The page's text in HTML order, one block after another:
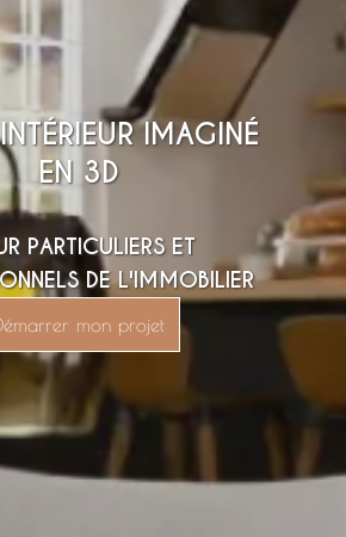
IMAGINÉ
EN 3D
PARTICULIERS ET
DE L'IMMOBILIER
mon projet